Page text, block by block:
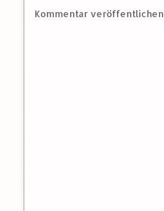
Kommentar veröffentlichen